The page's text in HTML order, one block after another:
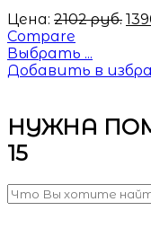
Цена: 2102руб.
Compare
Выбрать ...
Добавить в
НУЖНА
15